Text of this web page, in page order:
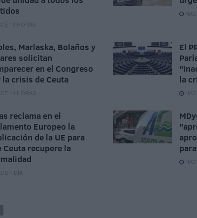
13 HORAS
Marlaska, Bolaños y
solicitan
en el Congreso
la crisis de Ceuta
14 HORAS
El
la
reclama en el
Europeo la
de la UE para
Ceuta recupere la
1 DÍA